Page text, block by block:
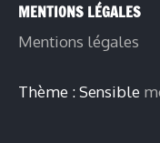
MENTIONS LÉGALES
Mentions légales
Thème : Sensible